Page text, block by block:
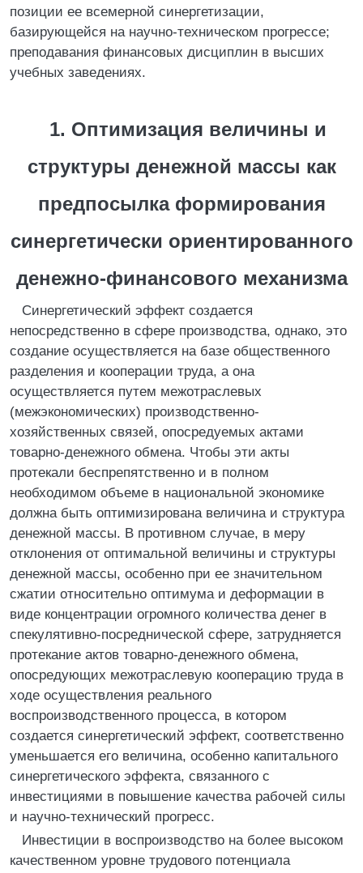
позиции ее всемерной синергетизации,
базирующейся на научно-техническом прогрессе;
преподавания финансовых дисциплин в высших
учебных заведениях.
1. Оптимизация величины и
структуры денежной массы как
предпосылка формирования
синергетически ориентированного
денежно-финансового механизма
Синергетический эффект создается
непосредственно в сфере производства, однако, это
создание осуществляется на базе общественного
разделения и кооперации труда, а она
осуществляется путем межотраслевых
(межэкономических) производственно-
хозяйственных связей, опосредуемых актами
товарно-денежного обмена. Чтобы эти акты
протекали беспрепятственно и в полном
необходимом объеме в национальной экономике
должна быть оптимизирована величина и структура
денежной массы. В противном случае, в меру
отклонения от оптимальной величины и структуры
денежной массы, особенно при ее значительном
сжатии относительно оптимума и деформации в
виде концентрации огромного количества денег в
спекулятивно-посреднической сфере, затрудняется
протекание актов товарно-денежного обмена,
опосредующих межотраслевую кооперацию труда в
ходе осуществления реального
воспроизводственного процесса, в котором
создается синергетический эффект, соответственно
уменьшается его величина, особенно капитального
синергетического эффекта, связанного с
инвестициями в повышение качества рабочей силы
и научно-технический прогресс.
Инвестиции в воспроизводство на более высоком
качественном уровне трудового потенциала